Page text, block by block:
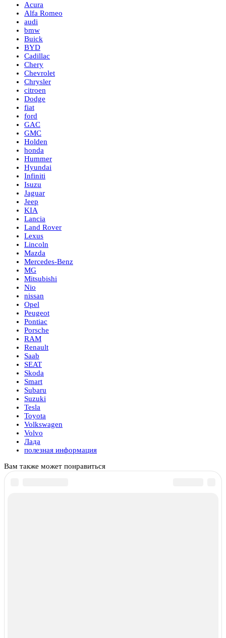
Acura
Alfa Romeo
audi
bmw
Buick
BYD
Cadillac
Chery
Chevrolet
Chrysler
citroen
Dodge
fiat
ford
GAC
GMC
Holden
honda
Hummer
Hyundai
Infiniti
Isuzu
Jaguar
Jeep
KIA
Lancia
Land Rover
Lexus
Lincoln
Mazda
Mercedes-Benz
MG
Mitsubishi
Nio
nissan
Opel
Peugeot
Pontiac
Porsche
RAM
Renault
Saab
SEAT
Skoda
Smart
Subaru
Suzuki
Tesla
Toyota
Volkswagen
Volvo
Лада
полезная информация
Вам также может понравиться